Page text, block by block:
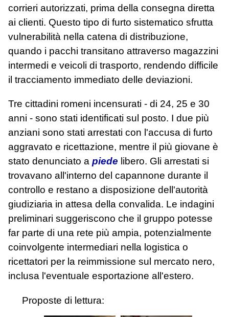
corrieri autorizzati, prima della consegna diretta
ai clienti. Questo tipo di furto sistematico sfrutta
vulnerabilità nella catena di distribuzione,
quando i pacchi transitano attraverso magazzini
intermedi e veicoli di trasporto, rendendo difficile
il tracciamento immediato delle deviazioni.
Tre cittadini romeni incensurati - di 24, 25 e 30
anni - sono stati identificati sul posto. I due più
anziani sono stati arrestati con l'accusa di furto
aggravato e ricettazione, mentre il più giovane è
stato denunciato a piede libero. Gli arrestati si
trovavano all'interno del capannone durante il
controllo e restano a disposizione dell'autorità
giudiziaria in attesa della convalida. Le indagini
preliminari suggeriscono che il gruppo potesse
far parte di una rete più ampia, potenzialmente
coinvolgente intermediari nella logistica o
ricettatori per la reimmissione sul mercato nero,
inclusa l'eventuale esportazione all'estero.
Proposte di lettura: